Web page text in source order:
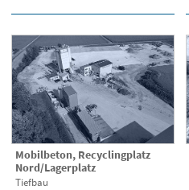
Mobilbeton, Recyclingplatz
Nord/Lagerplatz
Tiefbau